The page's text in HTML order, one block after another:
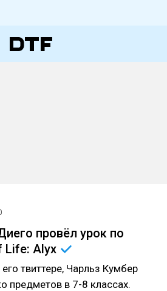
провёл урок по
Life: Alyx
твиттере, Чарльз Кумбер
предметов в 7-8 классах.